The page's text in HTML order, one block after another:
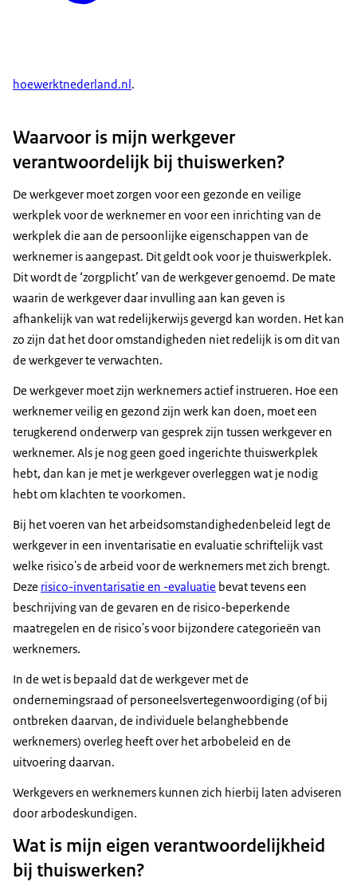
hoewerktnederland.nl.
Waarvoor is mijn werkgever
verantwoordelijk bij thuiswerken?
De werkgever moet zorgen voor een gezonde en veilige
werkplek voor de werknemer en voor een inrichting van de
werkplek die aan de persoonlijke eigenschappen van de
werknemer is aangepast. Dit geldt ook voor je thuiswerkplek.
Dit wordt de ‘zorgplicht’ van de werkgever genoemd. De mate
waarin de werkgever daar invulling aan kan geven is
afhankelijk van wat redelijkerwijs gevergd kan worden. Het kan
zo zijn dat het door omstandigheden niet redelijk is om dit van
de werkgever te verwachten.
De werkgever moet zijn werknemers actief instrueren. Hoe een
werknemer veilig en gezond zijn werk kan doen, moet een
terugkerend onderwerp van gesprek zijn tussen werkgever en
werknemer. Als je nog geen goed ingerichte thuiswerkplek
hebt, dan kan je met je werkgever overleggen wat je nodig
hebt om klachten te voorkomen.
Bij het voeren van het arbeidsomstandighedenbeleid legt de
werkgever in een inventarisatie en evaluatie schriftelijk vast
welke risico's de arbeid voor de werknemers met zich brengt.
Deze risico-inventarisatie en -evaluatie bevat tevens een
beschrijving van de gevaren en de risico-beperkende
maatregelen en de risico's voor bijzondere categorieën van
werknemers.
In de wet is bepaald dat de werkgever met de
ondernemingsraad of personeelsvertegenwoordiging (of bij
ontbreken daarvan, de individuele belanghebbende
werknemers) overleg heeft over het arbobeleid en de
uitvoering daarvan.
Werkgevers en werknemers kunnen zich hierbij laten adviseren
door arbodeskundigen.
Wat is mijn eigen verantwoordelijkheid
bij thuiswerken?